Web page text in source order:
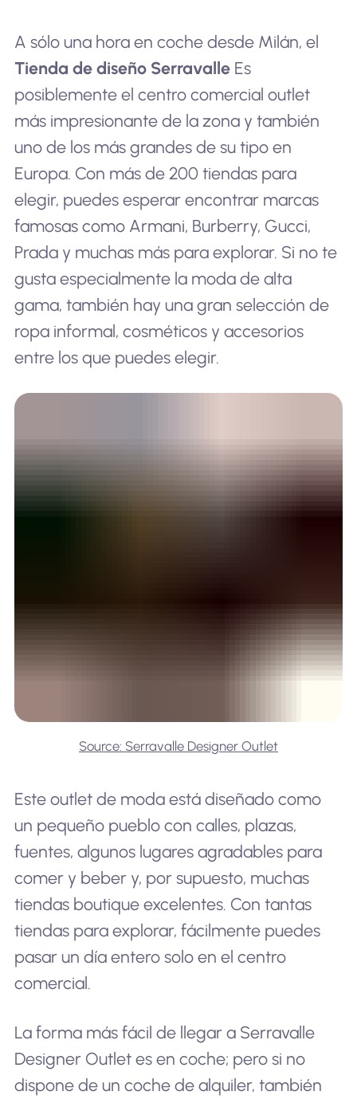
A sólo una hora en coche desde Milán, el
Tienda de diseño SerravalleEs
posiblemente el centro comercial outlet
más impresionante de la zona y también
uno de los más grandes de su tipo en
Europa. Con más de 200 tiendas para
elegir, puedes esperar encontrar marcas
famosas como Armani, Burberry, Gucci,
Prada y muchas más para explorar. Si no te
gusta especialmente la moda de alta
gama, también hay una gran selección de
ropa informal, cosméticos y accesorios
entre los que puedes elegir.
Source: Serravalle Designer Outlet
Este outlet de moda está diseñado como
un pequeño pueblo con calles, plazas,
fuentes, algunos lugares agradables para
comer y beber y, por supuesto, muchas
tiendas boutique excelentes. Con tantas
tiendas para explorar, fácilmente puedes
pasar un día entero solo en el centro
comercial.
La forma más fácil de llegar a Serravalle
Designer Outlet es en coche; pero si no
dispone de un coche de alquiler, también